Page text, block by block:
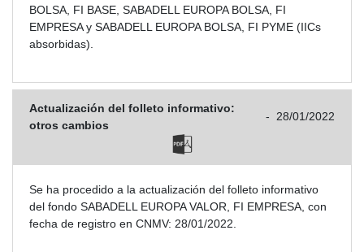
BOLSA, FI BASE, SABADELL EUROPA BOLSA, FI
EMPRESA y SABADELL EUROPA BOLSA, FI PYME (IICs
absorbidas).
Actualización del folleto informativo:
otros cambios
- 28/01/2022
Se ha procedido a la actualización del folleto informativo
del fondo SABADELL EUROPA VALOR, FI EMPRESA, con
fecha de registro en CNMV: 28/01/2022.